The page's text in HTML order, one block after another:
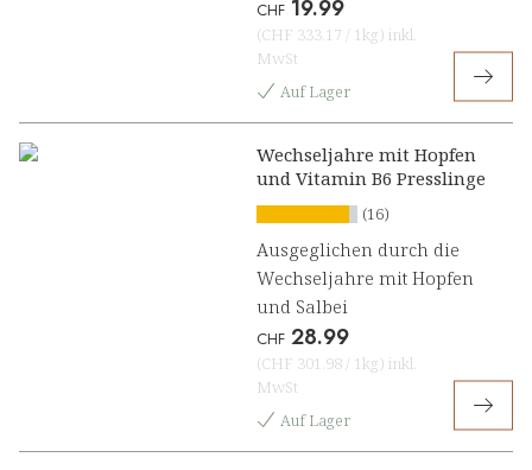
CHF 19.99
(CHF 333.17 / 1kg) inkl.
MwSt
Auf Lager
Wechseljahre mit Hopfen
und Vitamin B6 Presslinge
(16)
Ausgeglichen durch die
Wechseljahre mit Hopfen
und Salbei
CHF 28.99
(CHF 301.98 / 1kg) inkl.
MwSt
Auf Lager